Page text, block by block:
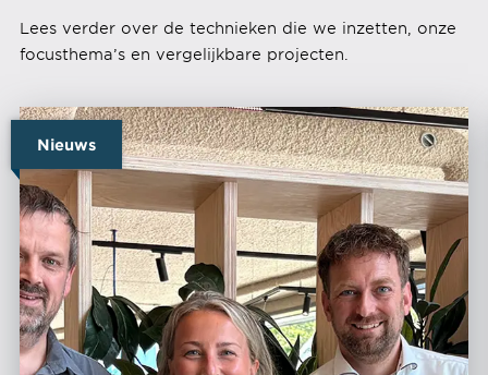
Lees verder over de technieken die we inzetten, onze
focusthema’s en vergelijkbare projecten.
Nieuws